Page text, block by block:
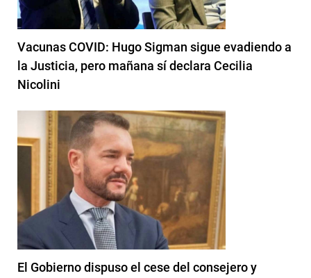
Vacunas COVID: Hugo Sigman sigue evadiendo a
la Justicia, pero mañana sí declara Cecilia
Nicolini
El Gobierno dispuso el cese del consejero y